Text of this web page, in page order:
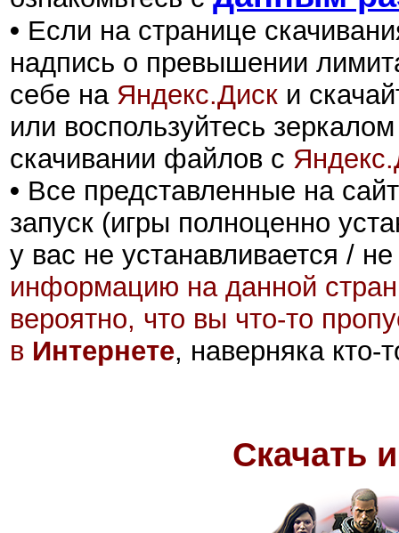
• Если на странице
надпись о превышении
себе на Яндекс.Диск и
или воспользуйтесь
скачивании файлов с
• Все представленные на
запуск (игры полноценно
у вас не устанавливается /
информацию на данной
вероятно, что вы что-то
в Интернете, наверняка кто-
Скачать